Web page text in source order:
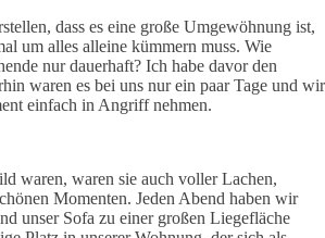
dass es eine große Umgewöhnung ist,
um alles alleine kümmern muss. Wie
nur dauerhaft? Ich habe davor den
waren es bei uns nur ein paar Tage und wir
einfach in Angriff nehmen.
waren, waren sie auch voller Lachen,
Momenten. Jeden Abend haben wir
unser Sofa zu einer großen Liegefläche